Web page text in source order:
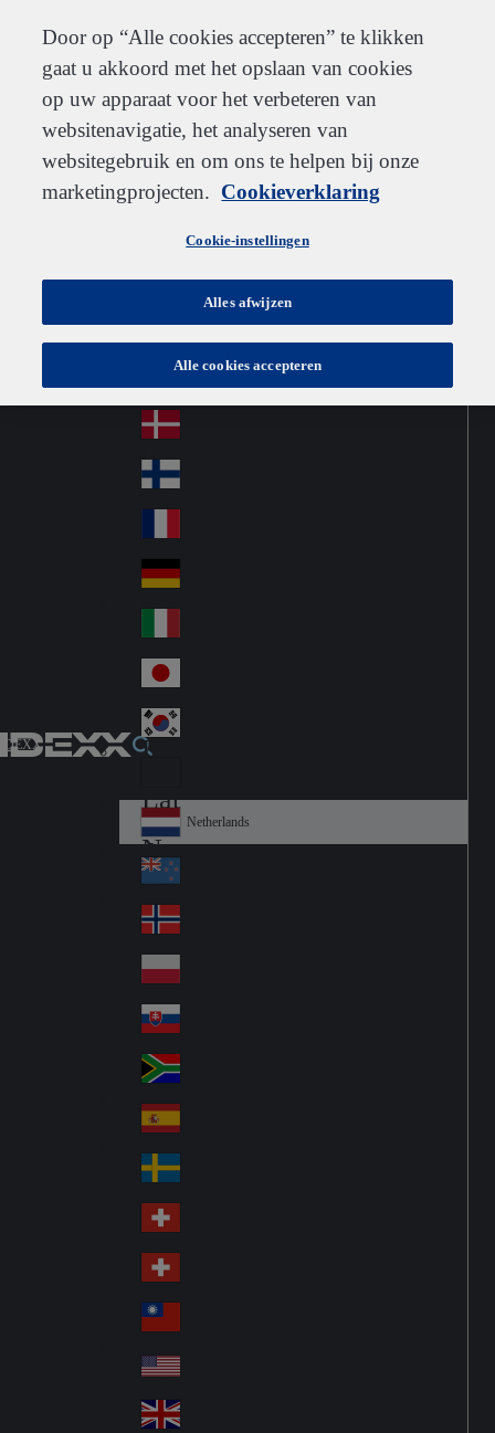
Go to home
Jump to navigation
Jump to content
Klantenservice Inschrijven Werken bij IDEXX Leveranciers
IDEXX
Netherlands
Au
str
ali
Australia
Au
azi
na
Canada
Ch
ina
中国大陆
Cz
ec
h
Česko
De
nm
ark
Fin
d
Fra
nc
e
Ge
an
y
Ital
y
Jap
an
Ko
Lat
in
A
me
ric
a
Ne
the
rla
nd
s
Netherlands
Ne
w
Ze
ala
nd
No
rw
ay
Pol
an
d
Slo
va
kia
So
uth
Af
ric
a
Sp
ain
Sw
ed
en
Sw
itz
erl
an
d
Sw
itz
erl
an
d
wa
n
A
Door op “Alle cookies accepteren” te klikken
gaat u akkoord met het opslaan van cookies
op uw apparaat voor het verbeteren van
websitenavigatie, het analyseren van
websitegebruik en om ons te helpen bij onze
marketingprojecten. Cookieverklaring
Cookie-instellingen
Alles afwijzen
Alle cookies accepteren